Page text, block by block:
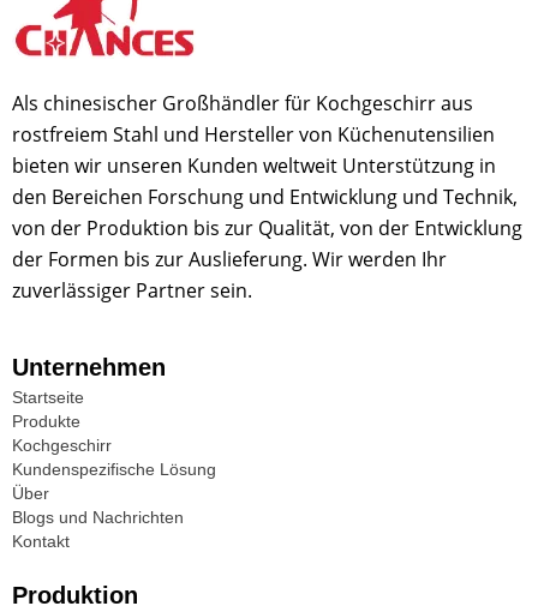
Als chinesischer Großhändler für Kochgeschirr aus
rostfreiem Stahl und Hersteller von Küchenutensilien
bieten wir unseren Kunden weltweit Unterstützung in
den Bereichen Forschung und Entwicklung und Technik,
von der Produktion bis zur Qualität, von der Entwicklung
der Formen bis zur Auslieferung. Wir werden Ihr
zuverlässiger Partner sein.
Unternehmen
Startseite
Produkte
Kochgeschirr
Kundenspezifische Lösung
Über
Blogs und Nachrichten
Kontakt
Produktion